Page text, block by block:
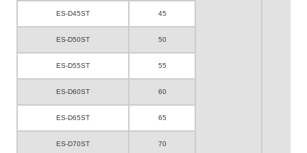
ES-D45ST 45
ES-D50ST 50
ES-D55ST 55
ES-D60ST 60
ES-D65ST 65
ES-D70ST 70